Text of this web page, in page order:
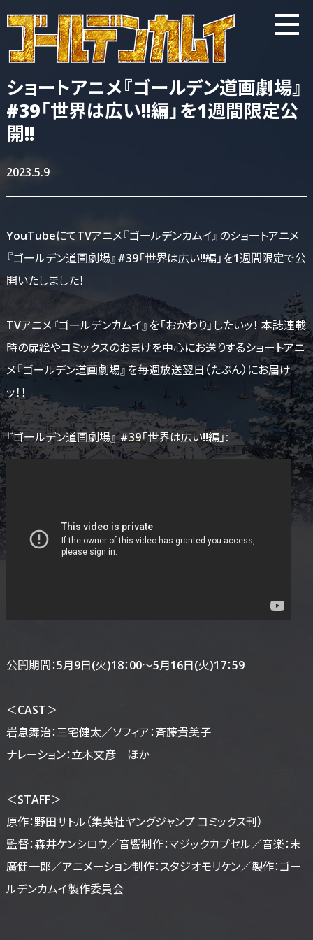
ショートアニメ『ゴールデン道画劇場』
#39「世界は広い!!編」を1週間限定公
開!!
2023.5.9
YouTubeにてTVアニメ『ゴールデンカムイ』のショートアニメ
『ゴールデン道画劇場』#39「世界は広い!!編」を1週間限定で公
開いたしました！
TVアニメ『ゴールデンカムイ』を「おかわり」したいッ！ 本誌連載
時の扉絵やコミックスのおまけを中心にお送りするショートアニ
メ『ゴールデン道画劇場』を毎週放送翌日（たぶん）にお届け
ッ！！
『ゴールデン道画劇場』 #39「世界は広い!!編」:
公開期間：5月9日(火)18：00～5月16日(火)17：59
＜CAST＞
岩息舞治：三宅健太／ソフィア：斉藤貴美子
ナレーション：立木文彦 ほか
＜STAFF＞
原作：野田サトル（集英社ヤングジャンプ コミックス刊）
監督：森井ケンシロウ／音響制作：マジックカプセル／音楽：末
廣健一郎／アニメーション制作：スタジオモリケン／製作：ゴー
ルデンカムイ製作委員会